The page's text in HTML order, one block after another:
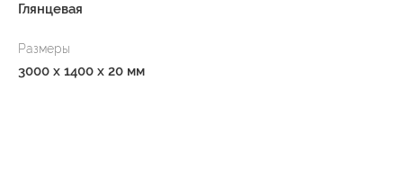
Глянцевая
Размеры
3000 x 1400 x 20 мм